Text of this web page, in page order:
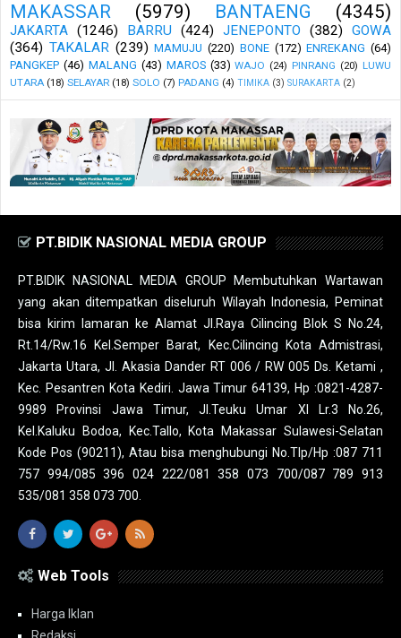
MAKASSAR (5979) BANTAENG (4345)
JAKARTA (1246) BARRU (424) JENEPONTO (382)
GOWA
(364) TAKALAR (239) MAMUJU (220) BONE (172) ENREKANG (64)
PANGKEP (46) MALANG (43) MAROS (33) WAJO (24) PINRANG (20) LUWU
UTARA (18) SELAYAR (18) SOLO (7) PADANG (4) TIMIKA (3) SURAKARTA (2)
PT.BIDIK NASIONAL MEDIA GROUP
PT.BIDIK NASIONAL MEDIA GROUP Membutuhkan Wartawan
yang akan ditempatkan diseluruh Wilayah Indonesia, Peminat
bisa kirim lamaran ke Alamat Jl.Raya Cilincing Blok S No.24,
Rt.14/Rw.16 Kel.Semper Barat, Kec.Cilincing Kota Admistrasi,
Jakarta Utara, Jl. Akasia Dander RT 006 / RW 005 Ds. Ketami ,
Kec. Pesantren Kota Kediri. Jawa Timur 64139, Hp :0821-4287-
9989 Provinsi Jawa Timur, Jl.Teuku Umar XI Lr.3 No.26,
Kel.Kaluku Bodoa, Kec.Tallo, Kota Makassar Sulawesi-Selatan
Kode Pos (90211), Atau bisa menghubungi No.Tlp/Hp :087 711
757 994/085 396 024 222/081 358 073 700/087 789 913
535/081 358 073 700.
Web Tools
Harga Iklan